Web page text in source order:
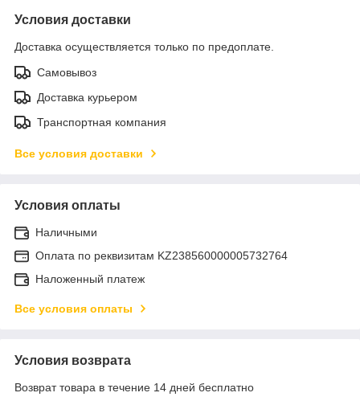
Условия доставки
Доставка осуществляется только по предоплате.
Самовывоз
Доставка курьером
Транспортная компания
Все условия доставки
Условия оплаты
Наличными
Оплата по реквизитам KZ238560000005732764
Наложенный платеж
Все условия оплаты
Условия возврата
Возврат товара в течение 14 дней бесплатно